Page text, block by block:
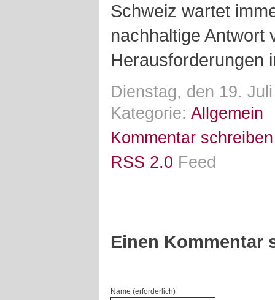
Schweiz wartet
nachhaltige Antwort
Herausforderungen
Dienstag, den 19.
Kategorie: Allgemein
Kommentar schreiben
RSS 2.0 Feed
Einen Kommentar
Name (erforderlich)